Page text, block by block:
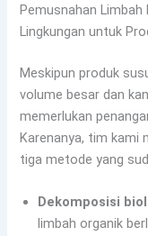
Pemusnahan
Lingkungan untuk
Meskipun produk
volume besar dan
memerlukan
Karenanya, tim kami
tiga metode yang
Dekomposisi
limbah organik